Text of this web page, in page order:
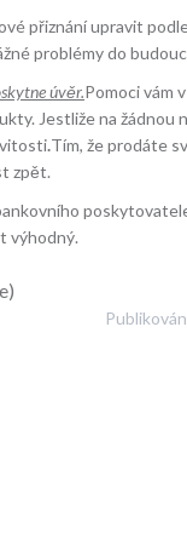
přiznání upravit
problémy do
úvěr.Pomoci vám
Jestliže na
.Tím, že prodáte
zpět.
výhodný.